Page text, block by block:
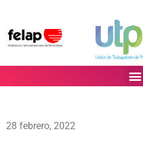
28 febrero, 2022